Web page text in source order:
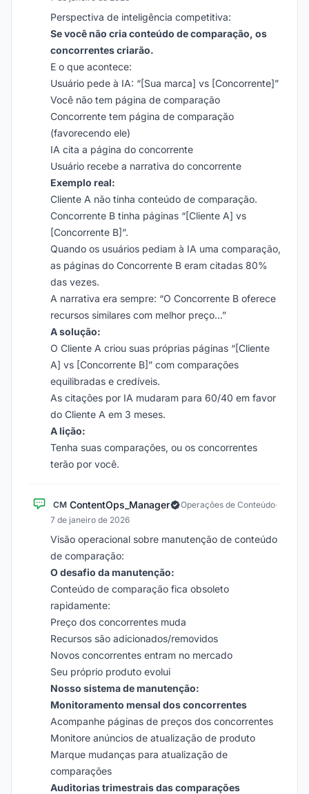
Perspectiva de inteligência competitiva:
Se você não cria conteúdo de comparação, os
concorrentes criarão.
E o que acontece:
Usuário pede à IA: “[Sua marca] vs [Concorrente]”
Você não tem página de comparação
Concorrente tem página de comparação
(favorecendo ele)
IA cita a página do concorrente
Usuário recebe a narrativa do concorrente
Exemplo real:
Cliente A não tinha conteúdo de comparação.
Concorrente B tinha páginas “[Cliente A] vs
[Concorrente B]”.
Quando os usuários pediam à IA uma comparação,
as páginas do Concorrente B eram citadas 80%
das vezes.
A narrativa era sempre: “O Concorrente B oferece
recursos similares com melhor preço…”
A solução:
O Cliente A criou suas próprias páginas “[Cliente
A] vs [Concorrente B]” com comparações
equilibradas e credíveis.
As citações por IA mudaram para 60/40 em favor
do Cliente A em 3 meses.
A lição:
Tenha suas comparações, ou os concorrentes
terão por você.
CM ContentOps_Manager Operações de Conteúdo·
7 de janeiro de 2026
Visão operacional sobre manutenção de conteúdo
de comparação:
O desafio da manutenção:
Conteúdo de comparação fica obsoleto
rapidamente:
Preço dos concorrentes muda
Recursos são adicionados/removidos
Novos concorrentes entram no mercado
Seu próprio produto evolui
Nosso sistema de manutenção:
Monitoramento mensal dos concorrentes
Acompanhe páginas de preços dos concorrentes
Monitore anúncios de atualização de produto
Marque mudanças para atualização de
comparações
Auditorias trimestrais das comparações